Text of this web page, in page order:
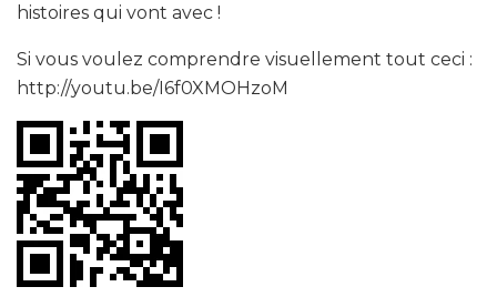
histoires qui vont avec !
Si vous voulez comprendre visuellement tout ceci :
http://youtu.be/I6f0XMOHzoM